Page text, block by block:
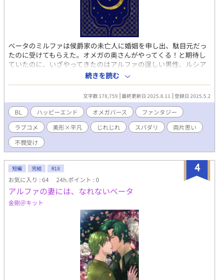
ベータのミルファは侯爵家の未亡人に婚姻を申し出、駄目元だっ
たのに受けてもらえた。オメガの奥さんがやってくる！と期待し
ていたのに、いざやってきたのはアルファの逞しい男性、ルシア
ーノだった！？ 大きな秘密を抱えるルシアーノと惹かれ合い、す
れ違う。ミルファの体にも変化が訪れ、二次性が変わってしまっ
た。ままならない体を抱え、どうしてもルシアーノのことを忘れ
られないミルファは、消えた彼を追いかける――！ 後天性オメガ
をテーマにしたじれもだオメガバース。独自の設定です。 アルフ
ァ×ベータ（後天性オメガ）
続きを読む
文字数 178,759 最終更新日 2025.8.11 登録日 2025.5.2
BL ハッピーエンド オメガバース
ファンタジー
ラブコメ
美形×平凡 じれじれ スパダリ
両片思い
不憫受け
4
短編 完結 R18
お気に入り : 64 24h.ポイント : 0
アルファの妻には、なれないベータ
金剛＠キット